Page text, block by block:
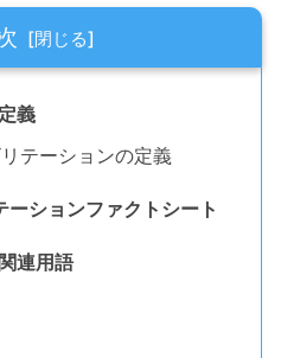
義
テーションの定義
ションファクトシート
連用語